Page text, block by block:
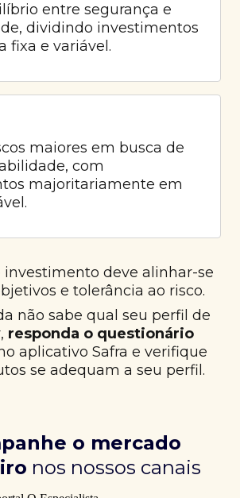
entre segurança e
dividindo investimentos
fixa e variável.
maiores em busca de
com
majoritariamente em
investimento deve alinhar-se
e tolerância ao risco.
não sabe qual seu perfil de
responda o questionário
aplicativo Safra e verifique
se adequam a seu perfil.
o mercado
nos nossos canais